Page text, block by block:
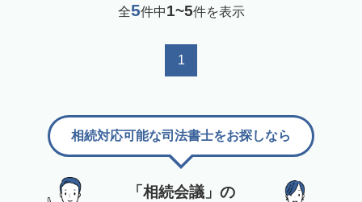
全5件中1~5件を表示
1
「相続会議」の
相続対応可能な司法書士をお探しなら